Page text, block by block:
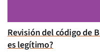
Revisión del código de
es legítimo?